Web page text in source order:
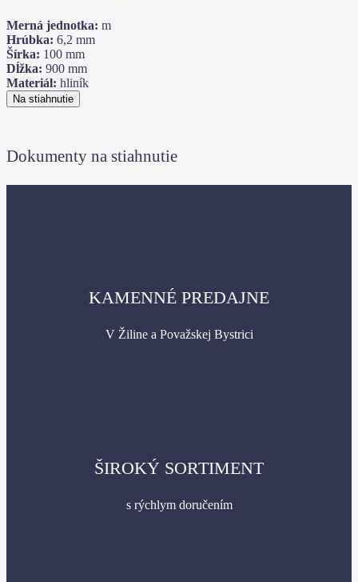
Merná jednotka: m
Hrúbka: 6,2 mm
Šírka: 100 mm
Dĺžka: 900 mm
Materiál: hliník
Na stiahnutie
Dokumenty na stiahnutie
KAMENNÉ PREDAJNE
V Žiline a Považskej Bystrici
ŠIROKÝ SORTIMENT
s rýchlym doručením